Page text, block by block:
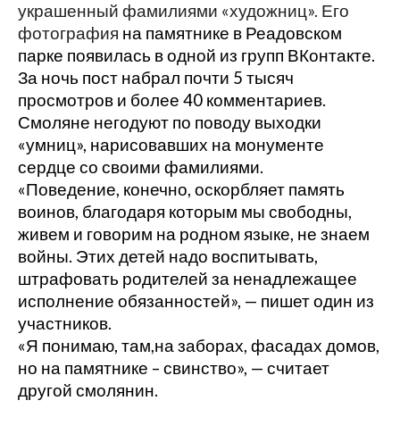
украшенный фамилиями «художниц». Его
фотография на памятнике в Реадовском
парке появилась в одной из групп ВКонтакте.
За ночь пост набрал почти 5 тысяч
просмотров и более 40 комментариев.
Смоляне негодуют по поводу выходки
«умниц», нарисовавших на монументе
сердце со своими фамилиями.
«Поведение, конечно, оскорбляет память
воинов, благодаря которым мы свободны,
живем и говорим на родном языке, не знаем
войны. Этих детей надо воспитывать,
штрафовать родителей за ненадлежащее
исполнение обязанностей», — пишет один из
участников.
«Я понимаю, там,на заборах, фасадах домов,
но на памятнике – свинство», — считает
другой смолянин.